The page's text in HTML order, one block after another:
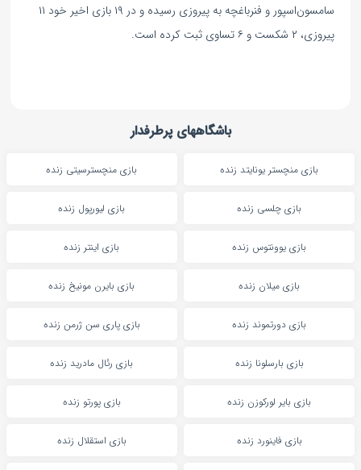
سامسون‌اسپور و فنرباغچه به پیروزی رسیده و در ۱۹ بازی اخیر خود ۱۱
پیروزی، ۲ شکست و ۶ تساوی ثبت کرده است.
باشگاههای پرطرفدار
بازی منچستر یونایتد زنده بازی منچسترسیتی زنده
بازی چلسی زنده بازی لیورپول زنده
بازی یوونتوس زنده بازی اینتر زنده
بازی میلان زنده بازی بایرن مونیخ زنده
بازی دورتموند زنده بازی پاری سن ژرمن زنده
بازی بارسلونا زنده بازی رئال مادرید زنده
بازی بایر لورکوزن زنده بازی پورتو زنده
بازی فاینورد زنده بازی استقلال زنده